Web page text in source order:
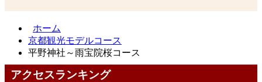
ホーム
京都観光モデルコース
平野神社～雨宝院桜コース
アクセスランキング